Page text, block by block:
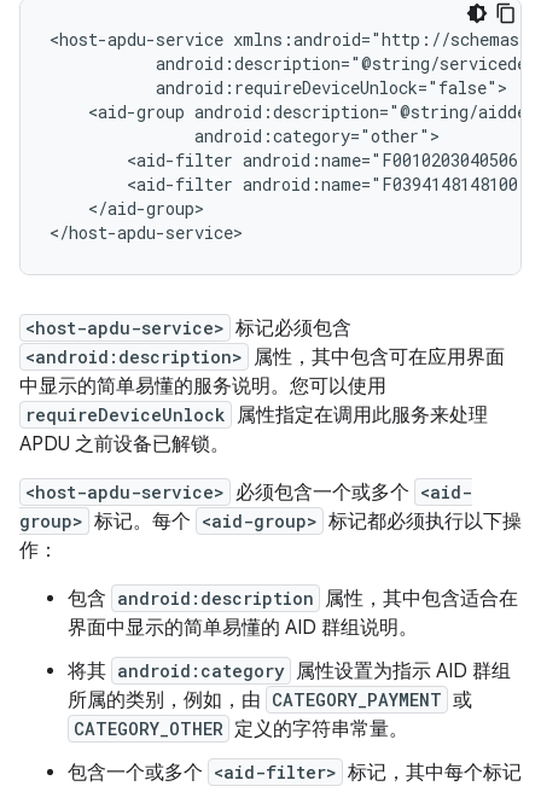
<host-apdu-service
<aid-group
<aid-filter
<aid-filter
</aid-group>
</host-apdu-service>
<host-apdu-service> 标记必须包含
<android:description> 属性，其中包含可在应用界面
中显示的简单易懂的服务说明。您可以使用
requireDeviceUnlock 属性指定在调用此服务来处理
APDU 之前设备已解锁。
<host-apdu-service> 必须包含一个或多个 <aid-
group> 标记。每个 <aid-group> 标记都必须执行以下操
作：
包含 android:description 属性，其中包含适合在
界面中显示的简单易懂的 AID 群组说明。
将其 android:category 属性设置为指示 AID 群组
所属的类别，例如，由 CATEGORY_PAYMENT 或
CATEGORY_OTHER 定义的字符串常量。
包含一个或多个 <aid-filter> 标记，其中每个标记